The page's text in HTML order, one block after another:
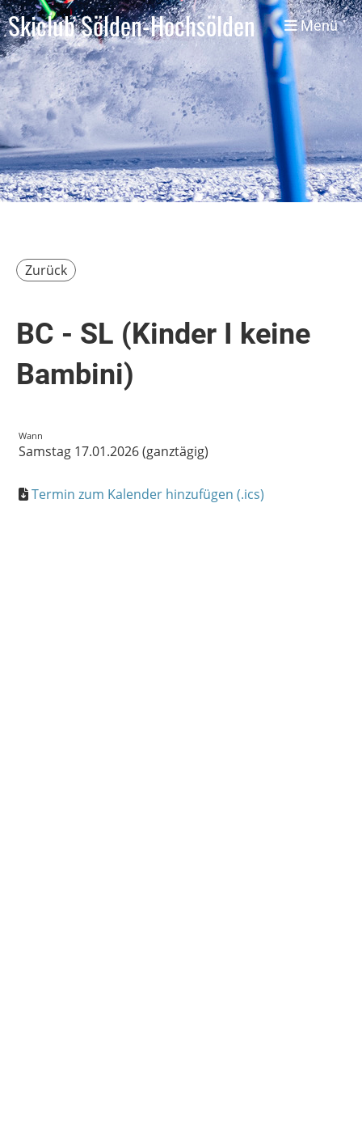
Skiclub Sölden-Hochsölden Menü
Zurück
BC - SL (Kinder I keine
Bambini)
Wann
Samstag 17.01.2026 (ganztägig)
Termin zum Kalender hinzufügen (.ics)